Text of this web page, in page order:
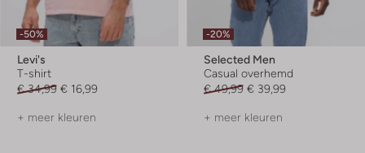
-50%
Levi's
T-shirt
€ 34,99 € 16,99
+ meer kleuren
-20%
Selected Men
Casual overhemd
€ 49,99 € 39,99
+ meer kleuren